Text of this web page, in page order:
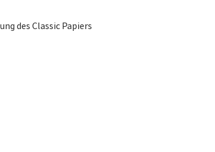
des Classic Papiers